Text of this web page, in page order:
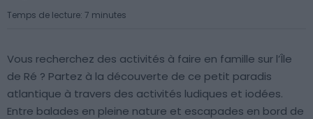
Temps de lecture: 7 minutes
Vous recherchez des activités à faire en famille sur l’Île
de Ré ? Partez à la découverte de ce petit paradis
atlantique à travers des activités ludiques et iodées.
Entre balades en pleine nature et escapades en bord de